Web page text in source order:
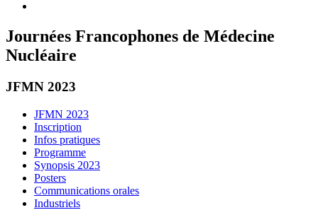
Journées Francophones de Médecine
Nucléaire
JFMN 2023
JFMN 2023
Inscription
Infos pratiques
Programme
Synopsis 2023
Posters
Communications orales
Industriels